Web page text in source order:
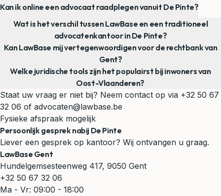
Kan ik online een advocaat raadplegen vanuit De Pinte?
Wat is het verschil tussen LawBase en een traditioneel
advocatenkantoor in De Pinte?
Kan LawBase mij vertegenwoordigen voor de rechtbank van
Gent?
Welke juridische tools zijn het populairst bij inwoners van
Oost-Vlaanderen?
Staat uw vraag er niet bij? Neem contact op via +32 50 67
32 06 of advocaten@lawbase.be
Fysieke afspraak mogelijk
Persoonlijk gesprek nabij De Pinte
Liever een gesprek op kantoor? Wij ontvangen u graag.
LawBase Gent
Hundelgemsesteenweg 417, 9050 Gent
+32 50 67 32 06
Ma - Vr: 09:00 - 18:00